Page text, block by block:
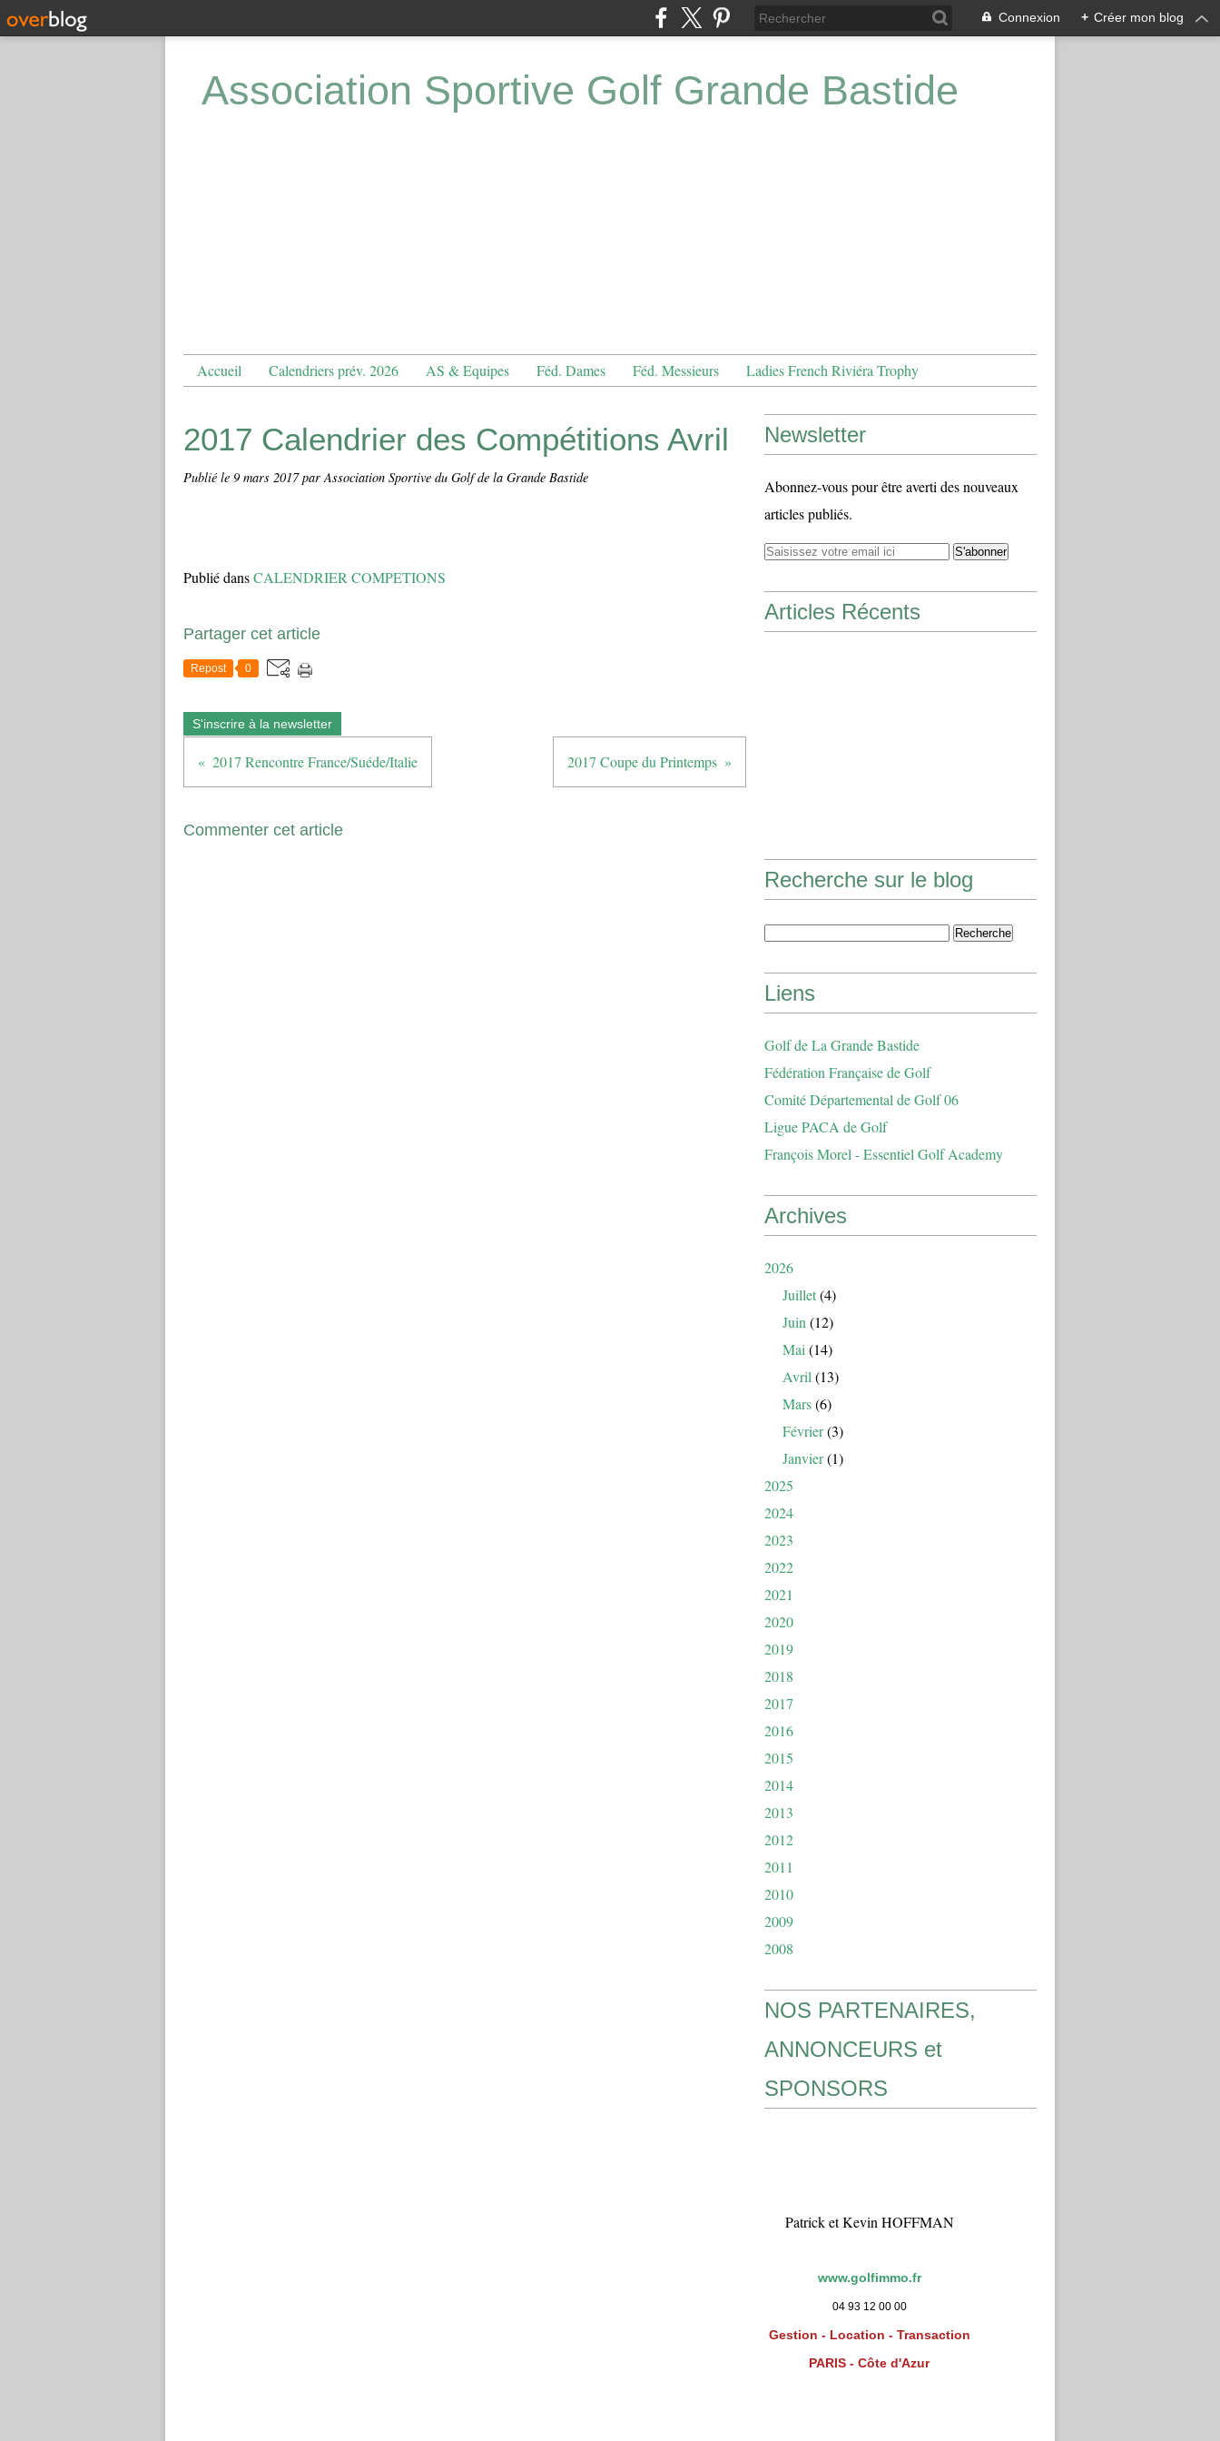
Connexion + Créer mon blog
Association Sportive Golf Grande Bastide
Accueil Calendriers prév. 2026 AS & Equipes Féd. Dames Féd. Messieurs Ladies French Riviéra Trophy
2017 Calendrier des Compétitions Avril
Publié le 9 mars 2017par Association Sportive du Golf de la Grande Bastide
Publié dansCALENDRIER COMPETIONS
Partager cet article
Repost 0
S'inscrire à la newsletter
2017 Rencontre France/Suéde/Italie 2017 Coupe du Printemps
Commenter cet article
Newsletter
Abonnez-vous pour être averti des nouveaux
articles publiés.
Articles Récents
Recherche sur le blog
Liens
Golf de La Grande Bastide
Fédération Française de Golf
Comité Départemental de Golf 06
Ligue PACA de Golf
François Morel - Essentiel Golf Academy
Archives
2026
Juillet(4)
Juin (12)
Mai (14)
Avril (13)
Mars(6)
Février(3)
Janvier(1)
2025
2024
2023
2022
2021
2020
2019
2018
2017
2016
2015
2014
2013
2012
2011
2010
2009
2008
NOS PARTENAIRES,
ANNONCEURS et
SPONSORS
Patrick et Kevin HOFFMAN
www.golfimmo.fr
04 93 12 00 00
Gestion - Location - Transaction
PARIS - Côte d'Azur